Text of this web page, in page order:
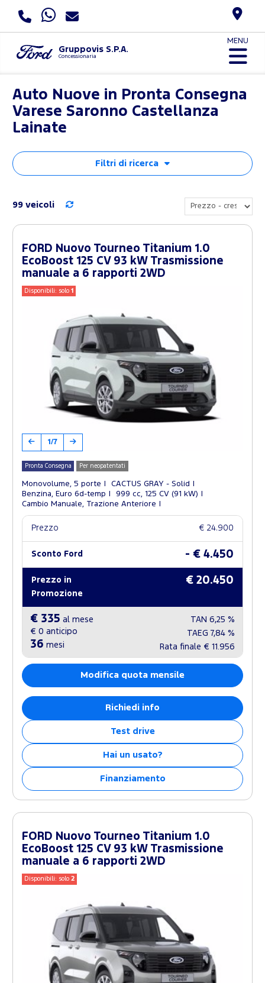
Gruppovis S.P.A.
Concessionaria
MENU
Auto Nuove in Pronta Consegna
Varese Saronno Castellanza
Lainate
Filtri di ricerca
99 veicoli
FORD Nuovo Tourneo Titanium 1.0
EcoBoost 125 CV 93 kW Trasmissione
manuale a 6 rapporti 2WD
Disponibili: solo1
1/7
Pronta Consegna Per neopatentati
Monovolume, 5 porte
CACTUS GRAY - Solid
Benzina, Euro 6d-temp
999 cc, 125 CV (91 kW)
Cambio Manuale, Trazione Anteriore
Prezzo € 24.900
Sconto Ford - € 4.450
Prezzo in
Promozione
€ 20.450
€ 335 al mese
€ 0 anticipo
36 mesi
TAN 6,25 %
TAEG 7,84 %
Rata finale € 11.956
Modifica quota mensile
Richiedi info
Test drive
Hai un usato?
Finanziamento
FORD Nuovo Tourneo Titanium 1.0
EcoBoost 125 CV 93 kW Trasmissione
manuale a 6 rapporti 2WD
Disponibili: solo2